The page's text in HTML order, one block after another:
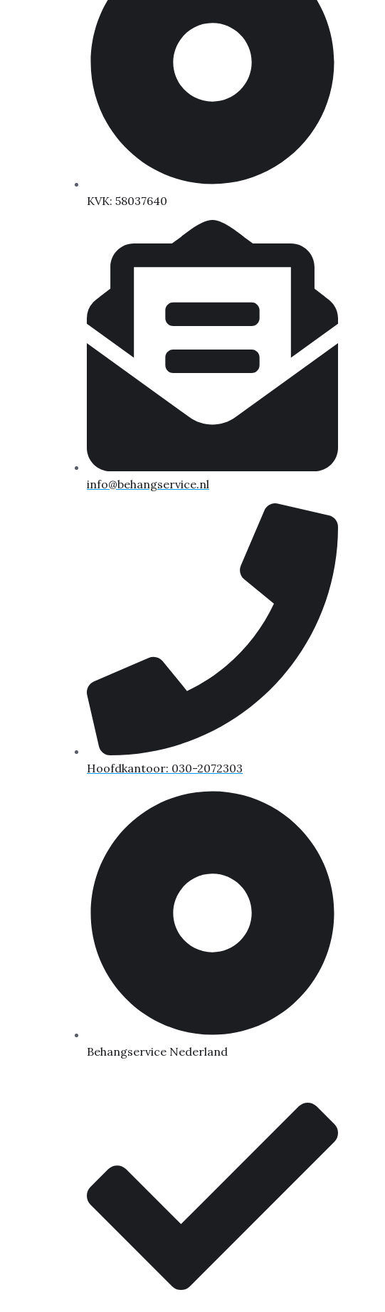
KVK: 58037640
info@behangservice.nl
Hoofdkantoor: 030-2072303
Behangservice Nederland